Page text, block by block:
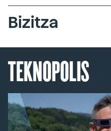
Bizitza
TEKNOPOLIS